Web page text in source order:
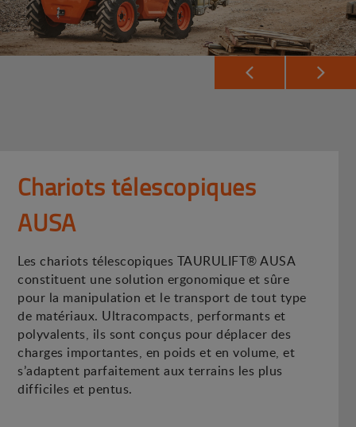
Chariots télescopiques
AUSA
Les chariots télescopiques TAURULIFT® AUSA
constituent une solution ergonomique et sûre
pour la manipulation et le transport de tout type
de matériaux. Ultracompacts, performants et
polyvalents, ils sont conçus pour déplacer des
charges importantes, en poids et en volume, et
s’adaptent parfaitement aux terrains les plus
difficiles et pentus.